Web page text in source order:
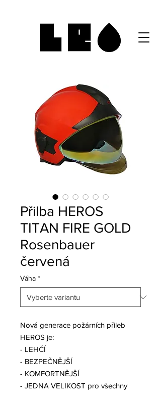
Přilba HEROS
TITAN FIRE GOLD
Rosenbauer
červená
Váha *
Nová generace požárních přileb
HEROS je:
- LEHČÍ
- BEZPEČNĚJŠÍ
- KOMFORTNĚJŠÍ
- JEDNA VELIKOST pro všechny